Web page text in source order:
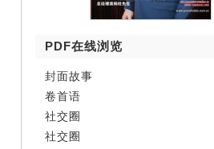
PDF在线浏览
封面故事
卷首语
社交圈
社交圈